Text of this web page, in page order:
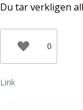
Du tar verkligen
0
Link